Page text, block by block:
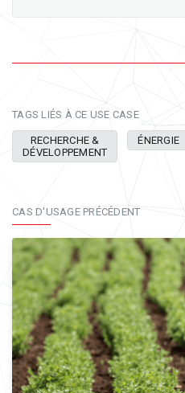
TAGS LIÉS À CE USE CASE
RECHERCHE &
DÉVELOPPEMENT
ÉNERGIE
CAS D'USAGE PRÉCÉDENT